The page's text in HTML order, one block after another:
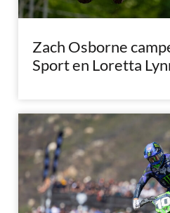
Zach Osborne
Sport en Loretta